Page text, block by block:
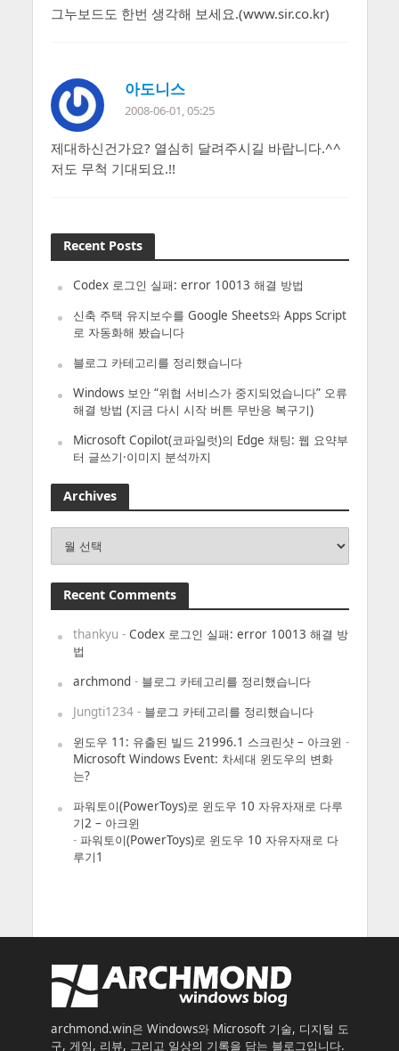
그누보드도 한번 생각해 보세요.(www.sir.co.kr)
아도니스
2008-06-01, 05:25
제대하신건가요? 열심히 달려주시길 바랍니다.^^
저도 무척 기대되요.!!
Recent Posts
Codex 로그인 실패: error 10013 해결 방법
신축 주택 유지보수를 Google Sheets와 Apps Script
로 자동화해 봤습니다
블로그 카테고리를 정리했습니다
Windows 보안 “위협 서비스가 중지되었습니다” 오류
해결 방법 (지금 다시 시작 버튼 무반응 복구기)
Microsoft Copilot(코파일럿)의 Edge 채팅: 웹 요약부
터 글쓰기·이미지 분석까지
Archives
Recent Comments
thankyu - Codex 로그인 실패: error 10013 해결 방
법
archmond- 블로그 카테고리를 정리했습니다
Jungti1234- 블로그 카테고리를 정리했습니다
윈도우 11: 유출된 빌드 21996.1 스크린샷 – 아크윈 -
Microsoft Windows Event: 차세대 윈도우의 변화
는?
파워토이(PowerToys)로 윈도우 10 자유자재로 다루
기2 – 아크윈
- 파워토이(PowerToys)로 윈도우 10 자유자재로 다
루기1
archmond.win은 Windows와 Microsoft 기술, 디지털 도
구, 게임, 리뷰, 그리고 일상의 기록을 담는 블로그입니다.